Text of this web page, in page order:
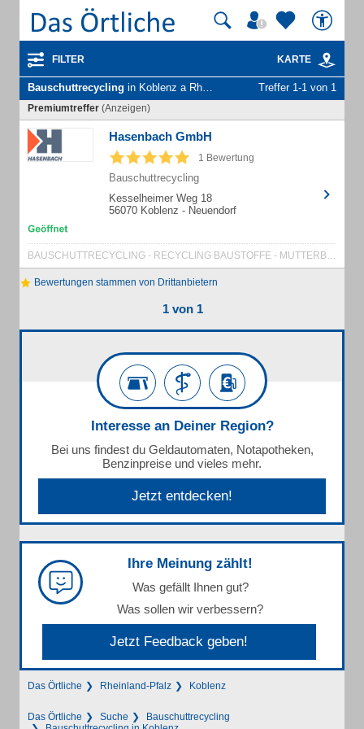
FILTER KARTE
Bauschuttrecycling in Koblenz a Rhein Treffer 1-1 von 1
Premiumtreffer (Anzeigen)
Hasenbach GmbH
1 Bewertung
Bauschuttrecycling
Kesselheimer Weg 18
56070 Koblenz - Neuendorf
BAUSCHUTTRECYCLING - RECYCLING BAUSTOFFE - MUTTERBODEN
Bewertungen stammen von Drittanbietern
1 von 1
Interesse an Deiner Region?
Bei uns findest du Geldautomaten, Notapotheken,
Benzinpreise und vieles mehr.
Jetzt entdecken!
Ihre Meinung zählt!
Was gefällt Ihnen gut?
Was sollen wir verbessern?
Jetzt Feedback geben!
Das Örtliche Rheinland-Pfalz Koblenz
Das Örtliche Suche
Bauschuttrecycling